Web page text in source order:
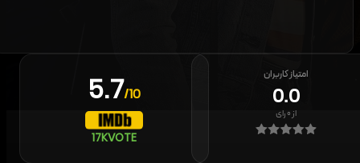
5.7/10
17KVOTE
امتیاز کاربران
0.0
از۰رای